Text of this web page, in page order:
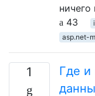
43
asp.net-
1
Где и